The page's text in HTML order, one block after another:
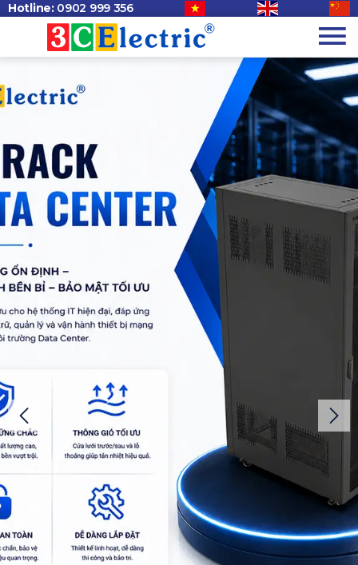
Hotline: 0902 999 356